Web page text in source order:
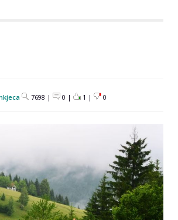
7698 | 0 | 1 | 0